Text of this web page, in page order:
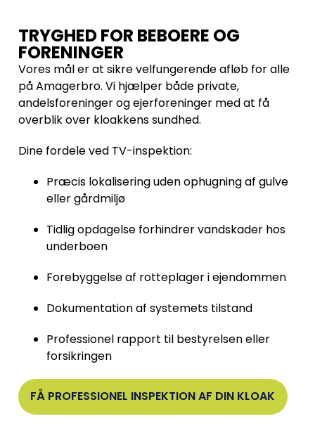
TRYGHED FOR BEBOERE OG
FORENINGER
Vores mål er at sikre velfungerende afløb for alle
på Amagerbro. Vi hjælper både private,
andelsforeninger og ejerforeninger med at få
overblik over kloakkens sundhed.
Dine fordele ved TV-inspektion:
Præcis lokalisering uden ophugning af gulve
eller gårdmiljø
Tidlig opdagelse forhindrer vandskader hos
underboen
Forebyggelse af rotteplager i ejendommen
Dokumentation af systemets tilstand
Professionel rapport til bestyrelsen eller
forsikringen
FÅ PROFESSIONEL INSPEKTION AF DIN KLOAK